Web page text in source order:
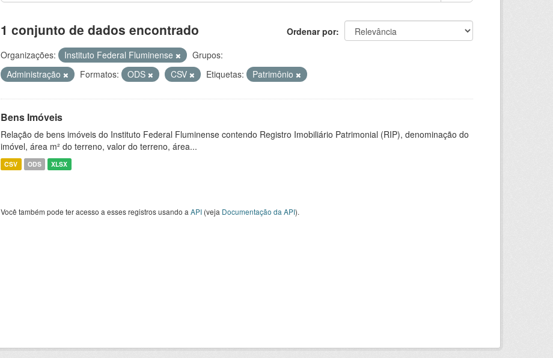
Ordenar por
1 conjunto de dados encontrado
Organizações: Instituto Federal Fluminense
Grupos:
Administração
Formatos: ODS CSV Etiquetas: Patrimônio
Bens Imóveis
Relação de bens imóveis do Instituto Federal Fluminense contendo Registro Imobiliário Patrimonial (RIP), denominação do
imóvel, área m² do terreno, valor do terreno, área...
CSV ODS XLSX
Você também pode ter acesso a esses registros usando a API (veja Documentação da API).